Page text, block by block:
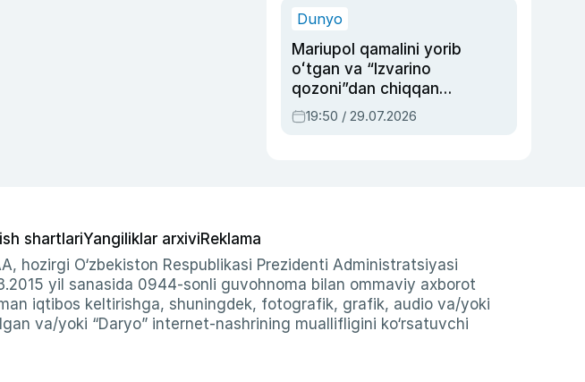
Dunyo
Mariupol qamalini yorib
oʻtgan va “Izvarino
qozoni”dan chiqqan
qahramon — Ukraina
armiyasi bosh
19:50 / 29.07.2026
shartlariYangiliklar arxiviReklama
hozirgi O‘zbekiston Respublikasi Prezidenti Administratsiyasi
yil sanasida 0944-sonli guvohnoma bilan ommaviy axborot
iqtibos keltirishga, shuningdek, fotografik, grafik, audio va/yoki
va/yoki “Daryo” internet-nashrining muallifligini ko‘rsatuvchi